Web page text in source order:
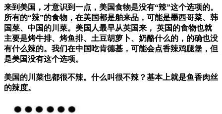
来到美国，才意识到一点，美国食物是没有“辣”这个选项的。
所有的“辣”的食物，在美国都是舶来品，可能是墨西哥菜、韩
国菜、中国的川菜。美国人最早从英国来， 英国的食物也就
主要是烤牛排、烤鱼排、土豆胡萝卜、奶酪什么的，的确也没
有什么辣的。我们在中国吃肯德基，可能会点香辣鸡腿堡，但
是美国没有这个选项。
美国的川菜也都很不辣。什么叫很不辣？基本上就是鱼香肉丝
的辣度。